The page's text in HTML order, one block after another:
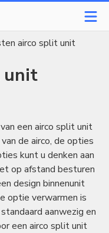
airco split unit
unit
een airco split unit
de airco, de opties
kunt u denken aan
op afstand besturen
design binnenunit
optie verwarmen is
aanwezig en
een airco split unit